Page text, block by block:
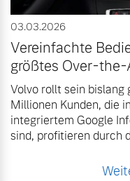
03.03.2026
Vereinfachte
größtes Over-
Volvo rollt sein
Millionen Kunden, die
integriertem Google
sind, profitieren durch